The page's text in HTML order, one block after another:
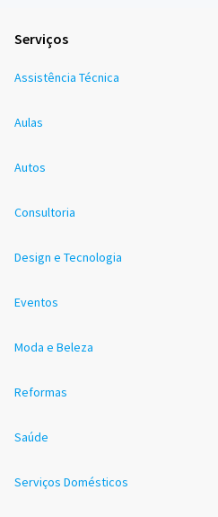
Serviços
Assistência Técnica
Aulas
Autos
Consultoria
Design e Tecnologia
Eventos
Moda e Beleza
Reformas
Saúde
Serviços Domésticos